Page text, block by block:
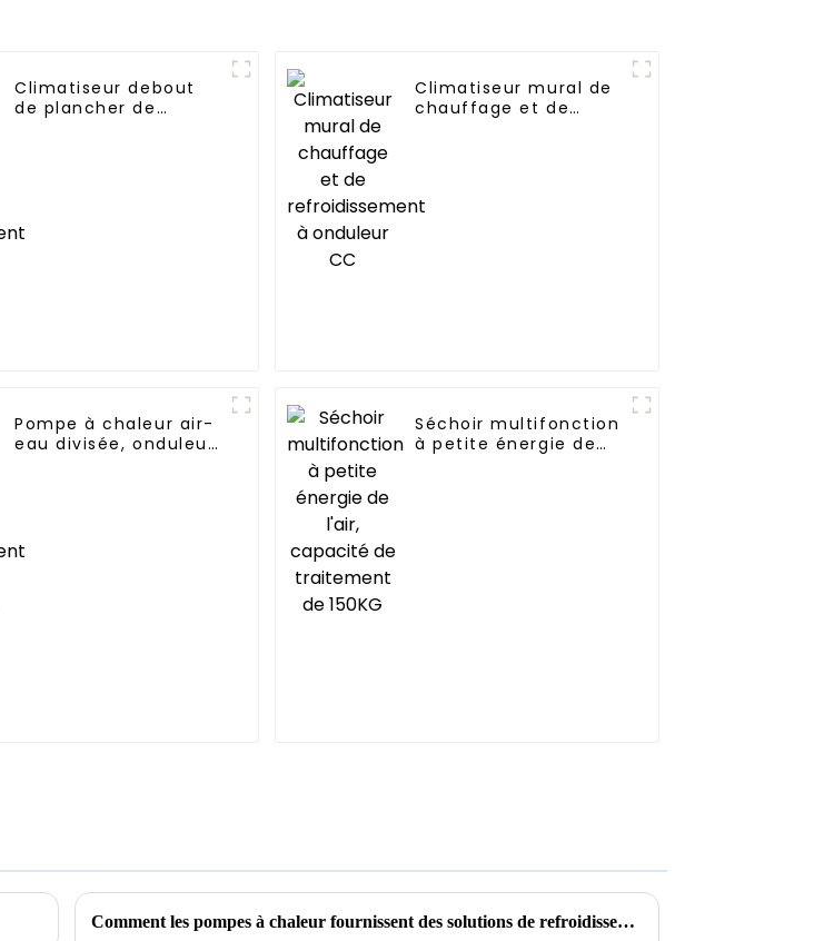
Climatiseur debout
de plancher de
Climatiseur mural de
chauffage et de
Pompe à chaleur air-
eau divisée, onduleur
Séchoir multifonction
à petite énergie de
Comment les pompes à chaleur fournissent des solutions de refroidissement et de chauffage